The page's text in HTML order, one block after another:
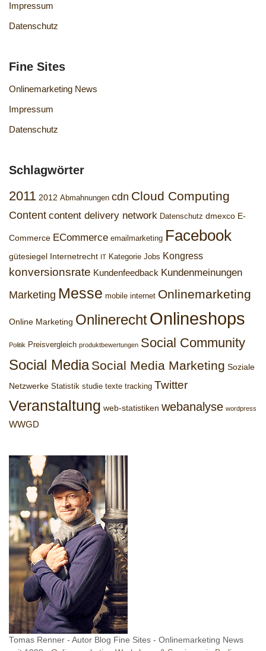
Impressum
Datenschutz
Fine Sites
Onlinemarketing News
Impressum
Datenschutz
Schlagwörter
2011 2012 Abmahnungen cdn Cloud Computing
Content content delivery network Datenschutz dmexco E-
Commerce ECommerce emailmarketing Facebook
gütesiegel Internetrecht IT Kategorie Jobs Kongress
konversionsrate Kundenfeedback Kundenmeinungen
Marketing Messe mobile internet Onlinemarketing
Online Marketing OnlinerechtOnlineshops
Politik Preisvergleich produktbewertungen Social Community
Social Media Social Media Marketing Soziale
Netzwerke Statistik studie texte tracking Twitter
Veranstaltung web-statistiken webanalyse wordpress
WWGD
Tomas Renner - Autor Blog Fine Sites - Onlinemarketing News